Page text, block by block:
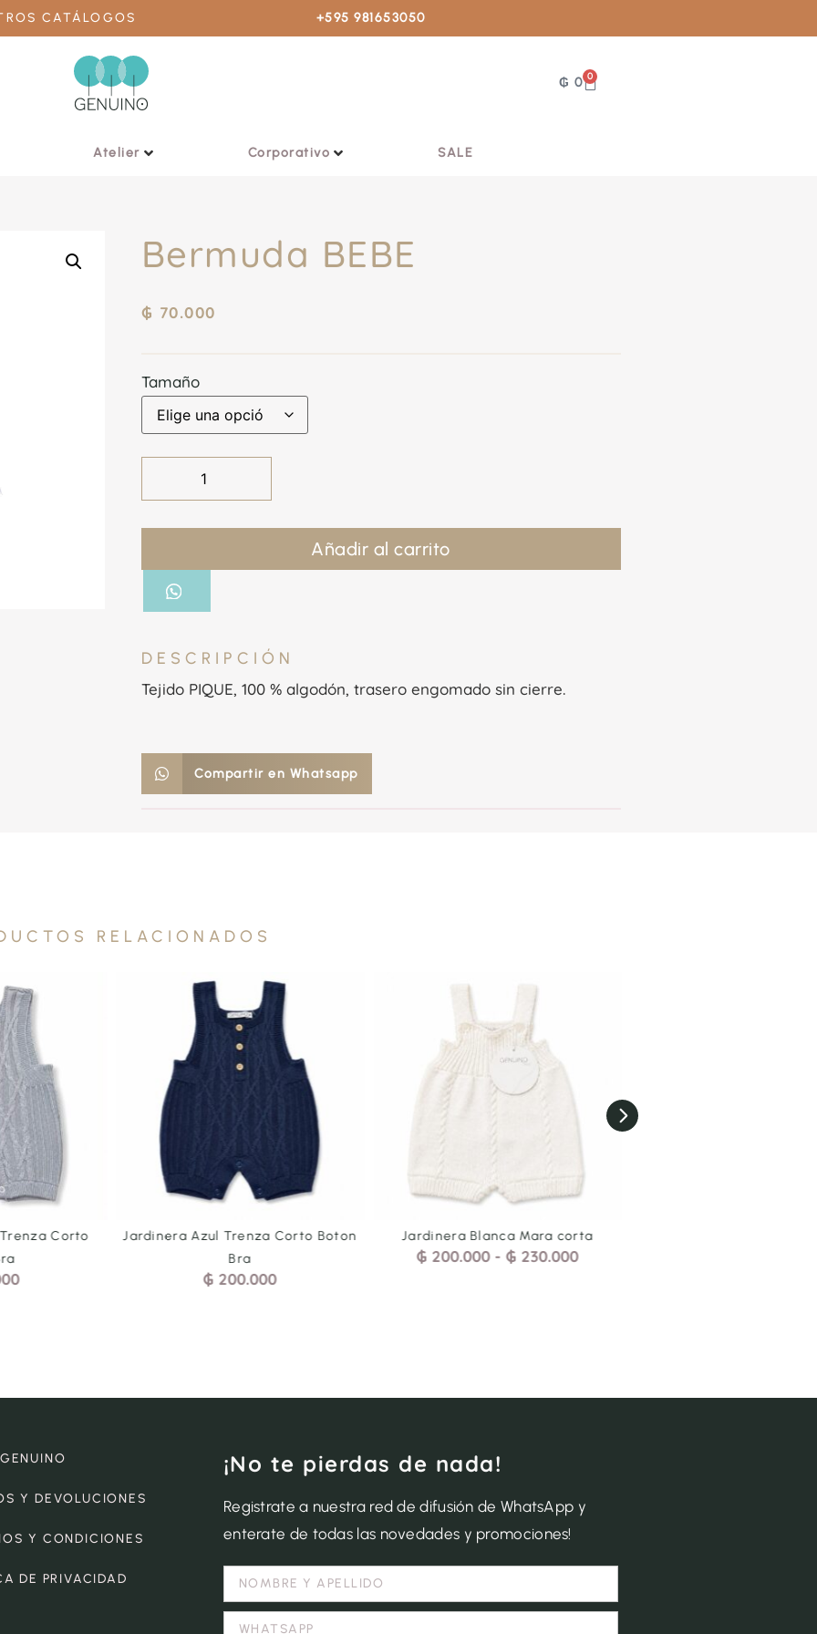
CATÁLOGOS +595 981653050
₲ 0 0
Atelier Corporativo SALE
Bermuda BEBE
₲ 70.000
Tamaño
Añadir al carrito
DESCRIPCIÓN
Tejido PIQUE, 100 % algodón, trasero engomado sin cierre.
Compartir en Whatsapp
RELACIONADOS
Corto
Jardinera Azul Trenza Corto Boton
Bra
₲ 200.000
Jardinera Blanca Mara corta
₲ 200.000 - ₲ 230.000
Y DEVOLUCIONES
Y CONDICIONES
DE PRIVACIDAD
¡No te pierdas de nada!
Registrate a nuestra red de difusión de WhatsApp y
enterate de todas las novedades y promociones!